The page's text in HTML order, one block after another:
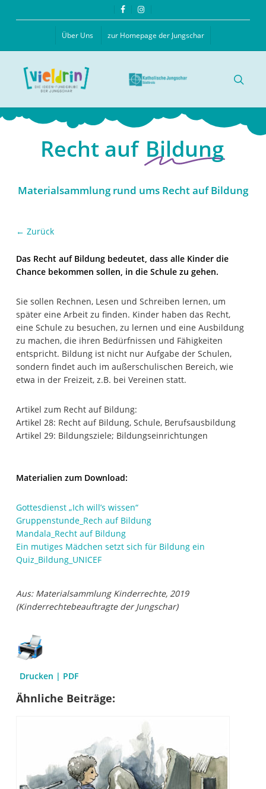
facebookinstagram
Über Uns zur Homepage der Jungschar
Recht auf Bildung
Materialsammlung rund ums Recht auf Bildung
← Zurück
Das Recht auf Bildung bedeutet, dass alle Kinder die
Chance bekommen sollen, in die Schule zu gehen.
Sie sollen Rechnen, Lesen und Schreiben lernen, um
später eine Arbeit zu finden. Kinder haben das Recht,
eine Schule zu besuchen, zu lernen und eine Ausbildung
zu machen, die ihren Bedürfnissen und Fähigkeiten
entspricht. Bildung ist nicht nur Aufgabe der Schulen,
sondern findet auch im außerschulischen Bereich, wie
etwa in der Freizeit, z.B. bei Vereinen statt.
Artikel zum Recht auf Bildung:
Artikel 28: Recht auf Bildung, Schule, Berufsausbildung
Artikel 29: Bildungsziele; Bildungseinrichtungen
Materialien zum Download:
Gottesdienst „Ich will’s wissen“
Gruppenstunde_Rech auf Bildung
Mandala_Recht auf Bildung
Ein mutiges Mädchen setzt sich für Bildung ein
Quiz_Bildung_UNICEF
Aus: Materialsammlung Kinderrechte, 2019
(Kinderrechtebeauftragte der Jungschar)
Drucken | PDF
Ähnliche Beiträge: